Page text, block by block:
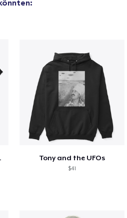
Tony and the UFOs
$41